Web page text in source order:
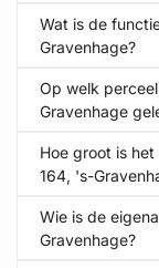
Wat is de
Gravenhage?
Op welk
Gravenhage
Hoe groot is
164, 's-
Wie is de
Gravenhage?